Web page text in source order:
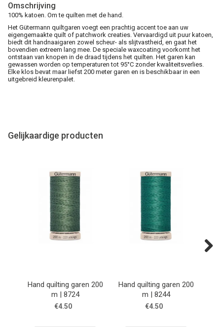
Omschrijving
100% katoen. Om te quilten met de hand.
Het Gütermann quiltgaren voegt een prachtig accent toe aan uw
eigengemaakte quilt of patchwork creaties. Vervaardigd uit puur katoen,
biedt dit handnaaigaren zowel scheur- als slijtvastheid, en gaat het
bovendien extreem lang mee. De speciale waxcoating voorkomt het
ontstaan van knopen in de draad tijdens het quilten. Het garen kan
gewassen worden op temperaturen tot 95°C zonder kwaliteitsverlies.
Elke klos bevat maar liefst 200 meter garen en is beschikbaar in een
uitgebreid kleurenpalet.
Gelijkaardige producten
Hand quilting garen 200
m | 8724
€4.50
Hand quilting garen 200
m | 8244
€4.50